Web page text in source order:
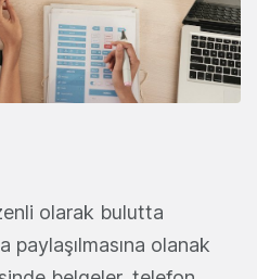
olarak bulutta
paylaşılmasına olanak